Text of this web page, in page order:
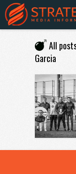
All
Garcia